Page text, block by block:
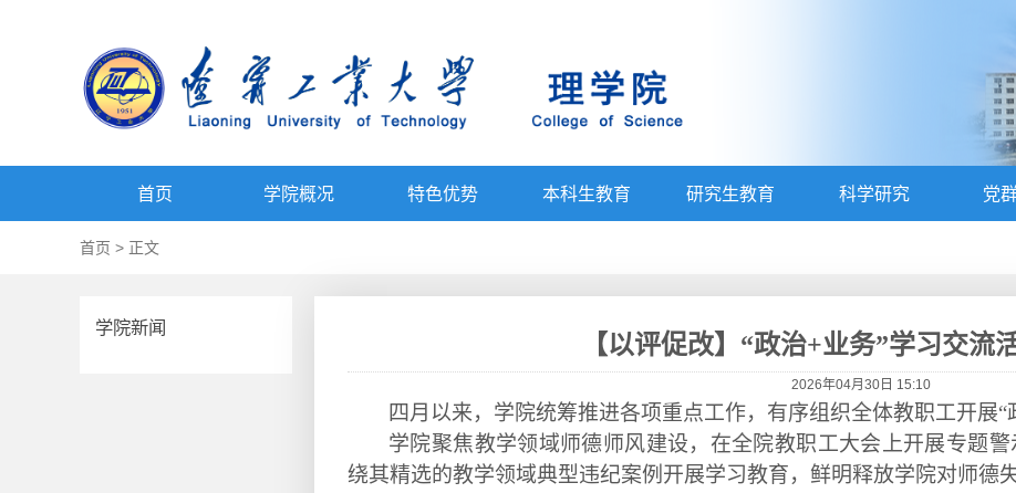
首页 学院概况 特色优势 本科生教育 研究生教育 科学研究 党
首页 > 正文
学院新闻
【以评促改】“政治+业务”学习交流
2026年04月30日 15:10
四月以来，学院统筹推进各项重点工作， 有序组织全体教职工开展“
学院聚焦教学领域师德师风建设，在全院教职工大会上开展专题
绕其精选的教学领域典型违纪案例开展学习教育，鲜明释放学院对师德